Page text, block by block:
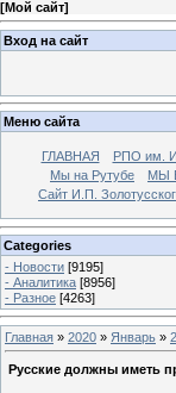
[Мой сайт]
Вход на сайт
Меню сайта
ГЛАВНАЯ РПО им.
Мы на Рутубе
МЫ
Сайт И.П.
Categories
- Новости [9195]
- Аналитика [8956]
- Разное [4263]
Главная » 2020 » Январь »
Русские должны иметь